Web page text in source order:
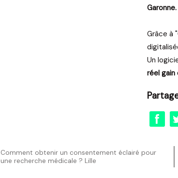
Garonne.
Grâce à
Un
réel
Comment obtenir un consentement éclairé pour
une recherche médicale ? Lille